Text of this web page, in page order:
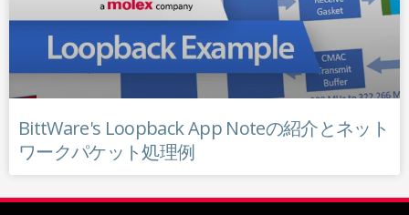
BittWare's Loopback App Noteの紹介とネット
ワークパケット処理例